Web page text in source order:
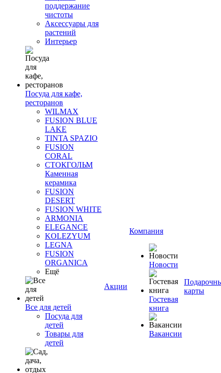
поддержание
чистоты
Аксессуары для
растений
Интерьер
Посуда для кафе,
ресторанов
WILMAX
FUSION BLUE
LAKE
TINTA SPAZIO
FUSION
CORAL
СТОКГОЛЬМ
Каменная
керамика
FUSION
DESERT
FUSION WHITE
ARMONIA
ELEGANCE
KOLEZYUM
LEGNA
FUSION
ORGANICA
Ещё
Все для детей
Посуда для
детей
Товары для
детей
Акции
Компания
Новости
Гостевая
книга
Вакансии
карты